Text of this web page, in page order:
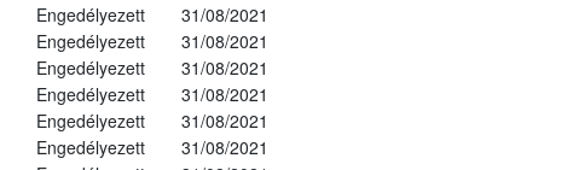
Engedélyezett
31/08/2021
Engedélyezett
31/08/2021
Engedélyezett
31/08/2021
Engedélyezett
31/08/2021
Engedélyezett
31/08/2021
Engedélyezett
31/08/2021